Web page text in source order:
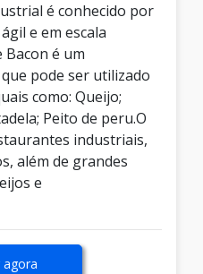
é conhecido por
e em escala
Bacon é um
pode ser utilizado
como: Queijo;
Peito de peru.O
industriais,
além de grandes
e